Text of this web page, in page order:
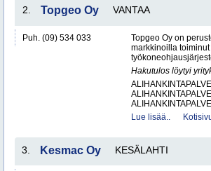
2. Topgeo Oy VANTAA
Puh. (09) 534 033
Topgeo Oy on
markkinoilla
Hakutulos löytyi
Lue lisää..
3. Kesmac Oy KESÄLAHTI